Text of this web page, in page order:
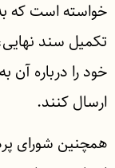
خواسته است که
تکمیل سند
خود را درباره آن
ارسال کنند.
همچنین شورای